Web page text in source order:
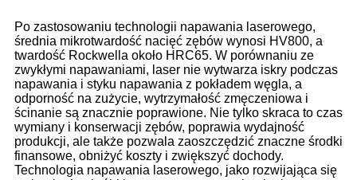
Po zastosowaniu technologii napawania laserowego,
średnia mikrotwardość nacięć zębów wynosi HV800, a
twardość Rockwella około HRC65. W porównaniu ze
zwykłymi napawaniami, laser nie wytwarza iskry podczas
napawania i styku napawania z pokładem węgla, a
odporność na zużycie, wytrzymałość zmęczeniowa i
ścinanie są znacznie poprawione. Nie tylko skraca to czas
wymiany i konserwacji zębów, poprawia wydajność
produkcji, ale także pozwala zaoszczędzić znaczne środki
finansowe, obniżyć koszty i zwiększyć dochody.
Technologia napawania laserowego, jako rozwijająca się